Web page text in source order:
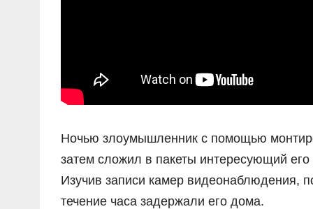
Ночью злоумышленник с помощью
затем сложил в пакеты интересующий
Изучив записи камер видеонаблюдения,
течение часа задержали его дома.